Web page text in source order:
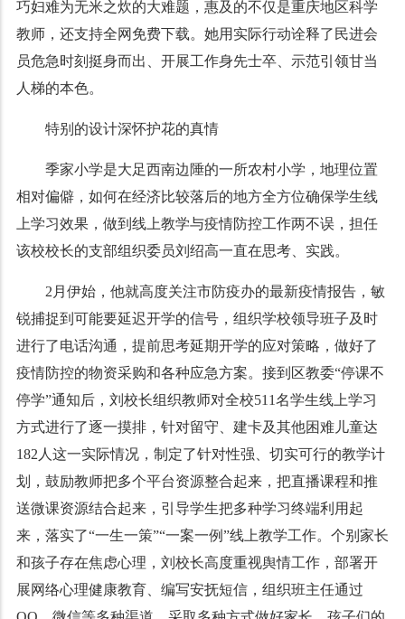
巧妇难为无米之炊的大难题，惠及的不仅是重庆地区科学
教师，还支持全网免费下载。她用实际行动诠释了民进会
员危急时刻挺身而出、开展工作身先士卒、示范引领甘当
人梯的本色。
特别的设计深怀护花的真情
季家小学是大足西南边陲的一所农村小学，地理位置
相对偏僻，如何在经济比较落后的地方全方位确保学生线
上学习效果，做到线上教学与疫情防控工作两不误，担任
该校校长的支部组织委员刘绍高一直在思考、实践。
2月伊始，他就高度关注市防疫办的最新疫情报告，敏
锐捕捉到可能要延迟开学的信号，组织学校领导班子及时
进行了电话沟通，提前思考延期开学的应对策略，做好了
疫情防控的物资采购和各种应急方案。接到区教委“停课不
停学”通知后，刘校长组织教师对全校511名学生线上学习
方式进行了逐一摸排，针对留守、建卡及其他困难儿童达
182人这一实际情况，制定了针对性强、切实可行的教学计
划，鼓励教师把多个平台资源整合起来，把直播课程和推
送微课资源结合起来，引导学生把多种学习终端利用起
来，落实了“一生一策”“一案一例”线上教学工作。个别家长
和孩子存在焦虑心理，刘校长高度重视舆情工作，部署开
展网络心理健康教育、编写安抚短信，组织班主任通过